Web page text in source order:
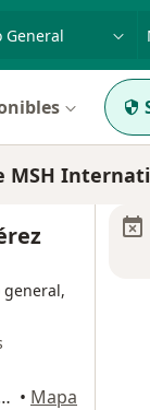
MSH
Maria Luisa, Monterrey, Monterrey • Mapa